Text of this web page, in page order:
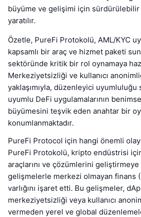
büyüme ve gelişimi için
yaratılır.
Özetle, PureFi Protokolü, AML/KYC
kapsamlı bir araç ve hizmet paketi
sektöründe kritik bir rol oynamaya
Merkeziyetsizliği ve kullanıcı
yaklaşımıyla, düzenleyici
uyumlu DeFi uygulamalarının
büyümesini teşvik eden anahtar bir
konumlanmaktadır.
PureFi Protocol için hangi önemli
PureFi Protokolü, kripto endüstrisi
araçlarını ve çözümlerini
gelişmelerle merkezi olmayan finans
varlığını işaret etti. Bu gelişmeler,
merkeziyetsizliği veya kullanıcı
vermeden yerel ve global